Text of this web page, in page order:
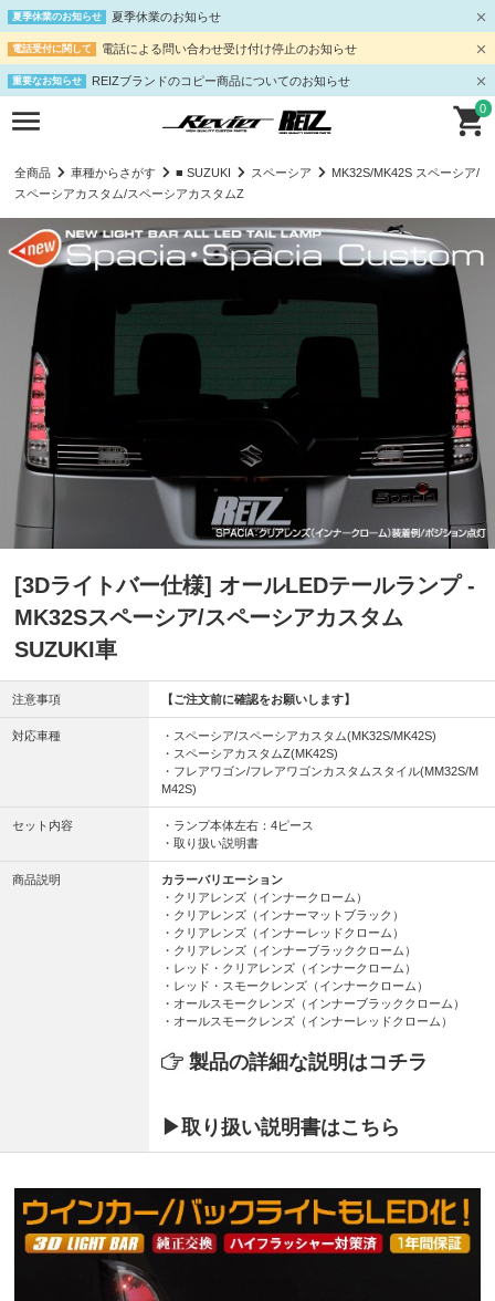
夏季休業のお知らせ 夏季休業のお知らせ
電話受付に関して 電話による問い合わせ受け付け停止のお知らせ
重要なお知らせ REIZブランドのコピー商品についてのお知らせ
0
全商品 車種からさがす ■ SUZUKI スペーシア
MK32S/MK42S スペーシア/
スペーシアカスタム/スペーシアカスタムZ
[3Dライトバー仕様] オールLEDテールランプ -
MK32Sスペーシア/スペーシアカスタム
SUZUKI車
注意事項 【ご注文前に確認をお願いします】
対応車種
・スペーシア/スペーシアカスタム(MK32S/MK42S)
・スペーシアカスタムZ(MK42S)
・フレアワゴン/フレアワゴンカスタムスタイル(MM32S/M
M42S)
セット内容
・ランプ本体左右：4ピース
・取り扱い説明書
商品説明
カラーバリエーション
・クリアレンズ（インナークローム）
・クリアレンズ（インナーマットブラック）
・クリアレンズ（インナーレッドクローム）
・クリアレンズ（インナーブラッククローム）
・レッド・クリアレンズ（インナークローム）
・レッド・スモークレンズ（インナークローム）
・オールスモークレンズ（インナーブラッククローム）
・オールスモークレンズ（インナーレッドクローム）
製品の詳細な説明はコチラ
▶取り扱い説明書はこちら